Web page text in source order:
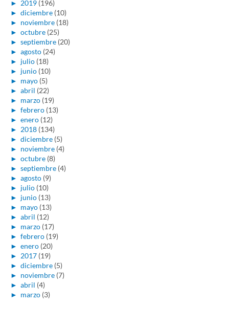
► 2019 (196)
► diciembre (10)
► noviembre (18)
► octubre (25)
► septiembre (20)
► agosto (24)
► julio (18)
► junio (10)
► mayo (5)
► abril (22)
► marzo (19)
► febrero (13)
► enero (12)
► 2018 (134)
► diciembre (5)
► noviembre (4)
► octubre (8)
► septiembre (4)
► agosto (9)
► julio (10)
► junio (13)
► mayo (13)
► abril (12)
► marzo (17)
► febrero (19)
► enero (20)
► 2017 (19)
► diciembre (5)
► noviembre (7)
► abril (4)
► marzo (3)